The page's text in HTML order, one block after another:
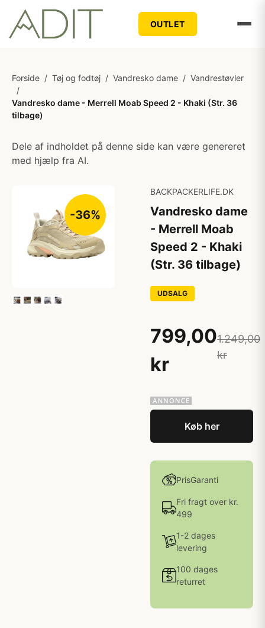
OUTLET
Forside / Tøj og fodtøj / Vandresko dame / Vandrestøvler
/
Vandresko dame - Merrell Moab Speed 2 - Khaki (Str. 36
tilbage)
Dele af indholdet på denne side kan være genereret
med hjælp fra AI.
-36%
BACKPACKERLIFE.DK
Vandresko dame
- Merrell Moab
Speed 2 - Khaki
(Str. 36 tilbage)
UDSALG
799,00
kr
1.249,00
kr
Køb her
PrisGaranti
Fri fragt over kr.
499
1-2 dages
levering
100 dages
returret